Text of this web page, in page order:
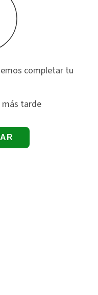
completar tu
tarde